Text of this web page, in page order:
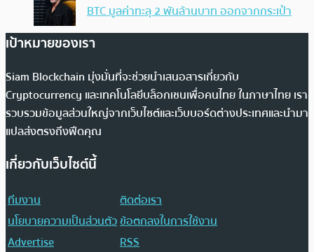
BTC มูลค่าทะลุ 2 พันล้านบาท ออกจากกระเป๋า
เป้าหมายของเรา
Siam Blockchain มุ่งมั่นที่จะช่วยนำเสนอสารเกี่ยวกับ
Cryptocurrency และเทคโนโลยีบล็อกเชนเพื่อคนไทย ในภาษาไทย เรา
รวบรวมข้อมูลส่วนใหญ่จากเว็บไซต์และเว็บบอร์ดต่างประเทศและนำมา
แปลส่งตรงถึงฟีดคุณ
เกี่ยวกับเว็บไซต์นี้
ทีมงาน
ติดต่อเรา
นโยบายความเป็นส่วนตัวข้อตกลงในการใช้งาน
Advertise
RSS